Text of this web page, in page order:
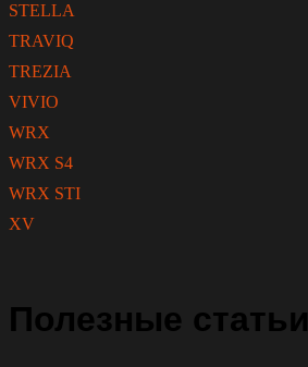
STELLA
TRAVIQ
TREZIA
VIVIO
WRX
WRX S4
WRX STI
XV
Полезные статьи